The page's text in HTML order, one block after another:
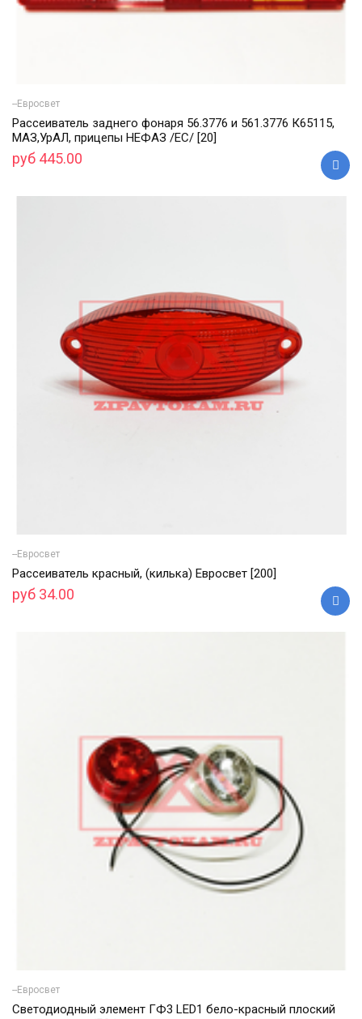
--Евросвет
Рассеиватель заднего фонаря 56.3776 и 561.3776 К65115,
МАЗ,УрАЛ, прицепы НЕФАЗ /ЕС/ [20]
руб 445.00
--Евросвет
Рассеиватель красный, (килька) Евросвет [200]
руб 34.00
--Евросвет
Светодиодный элемент ГФ3 LED1 бело-красный плоский